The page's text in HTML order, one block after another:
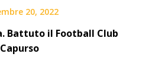
20, 2022
Battuto il Football Club
Capurso